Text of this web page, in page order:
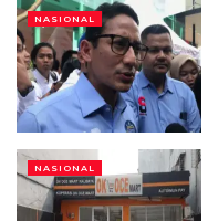
NASIONAL
NASIONAL